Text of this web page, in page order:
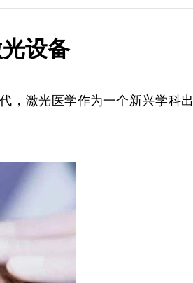
设备
，激光医学作为一个新兴学科出